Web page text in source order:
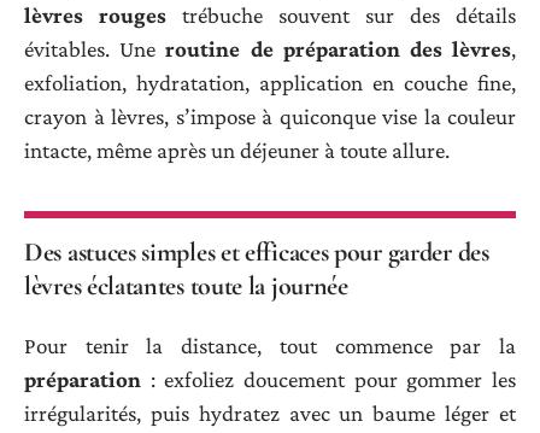
lèvres rouges trébuche souvent sur des détails
évitables. Uneroutine de préparation des lèvres,
exfoliation, hydratation, application en couche fine,
crayon à lèvres, s’impose à quiconque vise la couleur
intacte, même après un déjeuner à toute allure.
Des astuces simples et efficaces pour garder des
lèvres éclatantes toute la journée
Pour tenir la distance, tout commence par la
préparation : exfoliez doucement pour gommer les
irrégularités, puis hydratez avec un baume léger et